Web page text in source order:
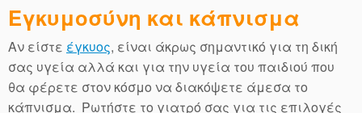
Εγκυμοσύνη και κάπνισμα
Αν είστε έγκυος, είναι άκρως σημαντικό για τη δική
σας υγεία αλλά και για την υγεία του παιδιού που
θα φέρετε στον κόσμο να διακόψετε άμεσα το
κάπνισμα. Ρωτήστε το γιατρό σας για τις επιλογές